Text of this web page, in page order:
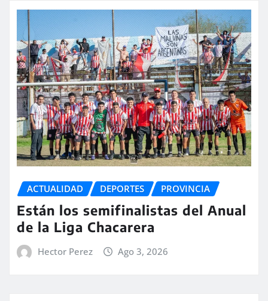
ACTUALIDAD DEPORTES PROVINCIA
Están los semifinalistas del Anual
de la Liga Chacarera
Hector Perez Ago 3, 2026